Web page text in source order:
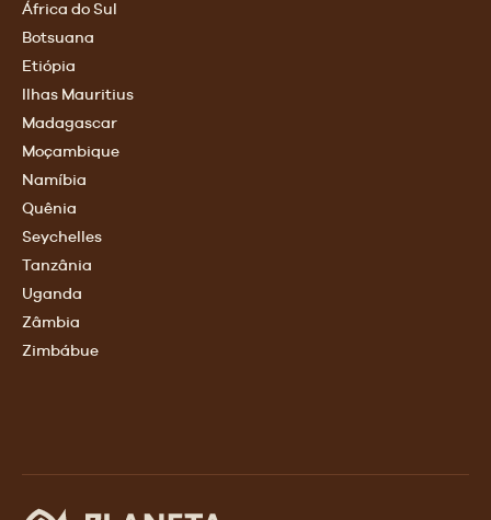
África do Sul
Botsuana
Etiópia
Ilhas Mauritius
Madagascar
Moçambique
Namíbia
Quênia
Seychelles
Tanzânia
Uganda
Zâmbia
Zimbábue